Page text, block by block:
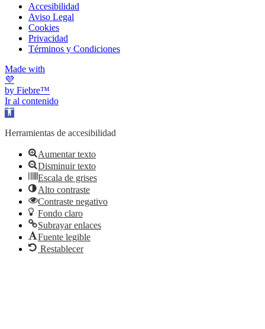
Accesibilidad
Aviso Legal
Cookies
Privacidad
Términos y Condiciones
Made with
💜
by Fiebre™
Ir al contenido
Abrir barra de herramientas
Herramientas de accesibilidad
Aumentar texto
Disminuir texto
Escala de grises
Alto contraste
Contraste negativo
Fondo claro
Subrayar enlaces
Fuente legible
Restablecer